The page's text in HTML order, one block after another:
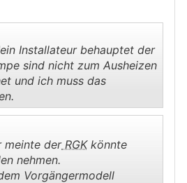
..
Installateur behauptet der
sind nicht zum Ausheizen
und ich muss das
meinte derRGKkönnte
nehmen.
Vorgängermodell